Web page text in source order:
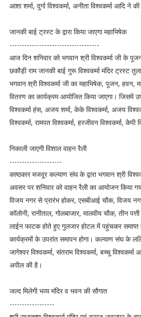
आशा शर्मा, दुर्गा विश्वकर्मा, अनीता विश्वकर्मा आदि ने
जानकी बाई ट्रस्ट के द्वारा किया जाएगा महाभिषेक
------------------------------------
आज दिन शनिवार को भगवान श्री विश्वकर्मा जी के
छकौड़ी राम जानकी बाई गुरू विश्वकर्मा मंदिर ट्रस्ट
भगवान श्री विश्वकर्मा जी का महाभिषेक, पूजन, हवन,
वितरण का कार्यक्रम आयोजित किया जाएगा। जिसमें
विश्वकर्मा हंस, अजय शर्मा, केके विश्वकर्मा, अजय
विश्वकर्मा, रामपत विश्वकर्मा, हरजीवन विश्वकर्मा,
निकाली जाएगी विशाल वाहन रैली
---------------------
काष्ठकार मजदूर कल्याण संघ के द्वारा भगवान श्री
अवसर पर शनिवार को वाहन रैली का आयोजन किया
विजय नगर से प्रारंभ होकर, एसबीआई चौक, विजय
कॉलोनी, रानीताल, गोलबाजार, मालवीय चौक, तीन
लाईन फाटक होते हुए गुलजार होटल में पहुंचकर समाप्त
कार्यक्रमों के उपरांत समापन होगा। कल्याण संघ के
जागेश्वर विश्वकर्मा, संतराम विश्वकर्मा, बच्चू
अपील की है।
जल्द मिलेगी भव्य मंदिर व भवन की सौगात
------------------